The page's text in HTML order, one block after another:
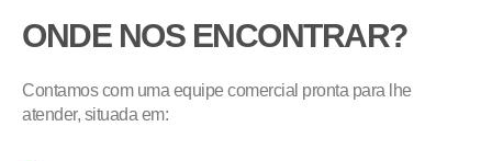
ONDE NOS ENCONTRAR?
Contamos com uma equipe comercial pronta para lhe
atender, situada em: